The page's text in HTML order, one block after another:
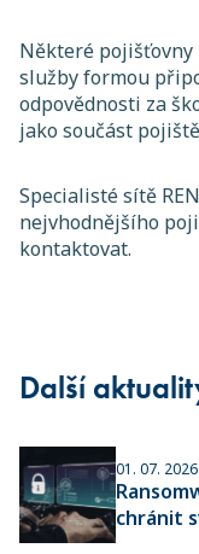
Některé
služby formou
odpovědnosti za
jako součást
Specialisté sítě
nejvhodnějšího
kontaktovat.
Další
01. 07. 2026
chránit